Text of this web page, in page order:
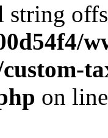
string
on